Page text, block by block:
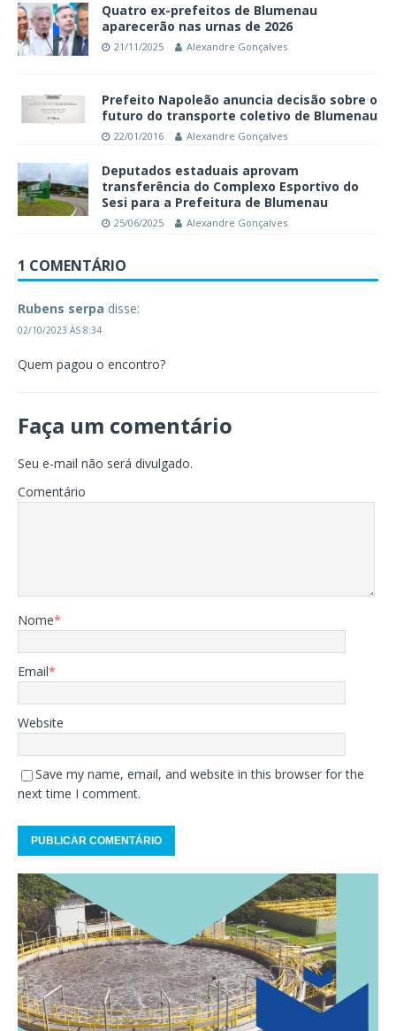
Quatro ex-prefeitos de Blumenau
aparecerão nas urnas de 2026
21/11/2025 Alexandre Gonçalves
Prefeito Napoleão anuncia decisão sobre o
futuro do transporte coletivo de Blumenau
22/01/2016 Alexandre Gonçalves
Deputados estaduais aprovam
transferência do Complexo Esportivo do
Sesi para a Prefeitura de Blumenau
25/06/2025 Alexandre Gonçalves
1 COMENTÁRIO
Rubens serpa disse:
02/10/2023 ÀS 8:34
Quem pagou o encontro?
Faça um comentário
Seu e-mail não será divulgado.
Comentário
Nome*
Email*
Website
Save my name, email, and website in this browser for the
next time I comment.